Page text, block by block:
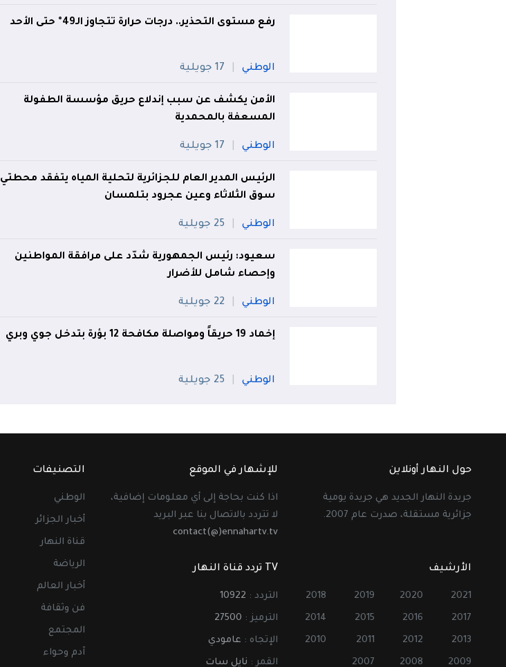
رفع مستوى التحذير.. درجات حرارة تتجاوز الـ49° حتى الأحد
الوطني 17 جويلية
الأمن يكشف عن سبب إندلاع حريق مؤسسة الطفولة
المسعفة بالمحمدية
الوطني 17 جويلية
الرئيس المدير العام للجزائرية لتحلية المياه يتفقد محطتي
سوق الثلاثاء وعين عجرود بتلمسان
الوطني 25 جويلية
سعيود: رئيس الجمهورية شدّد على مرافقة المواطنين
وإحصاء شامل للأضرار
الوطني 22 جويلية
إخماد 19 حريقاً ومواصلة مكافحة 12 بؤرة بتدخل جوي وبري
الوطني 25 جويلية
حول النهار أونلاين
جريدة النهار الجديد هي جريدة يومية
جزائرية مستقلة، صدرت عام 2007.
للإشهار في الموقع
اذا كنت بحاجة إلى أي معلومات إضافية،
لا تتردد بالاتصال بنا عبر البريد
contact(@)ennahartv.tv
الأرشيف
2021
2020
2019
2018
2017
2016
2015
2014
2013
2012
2011
2010
2009
2008
2007
TV تردد قناة النهار
التردد : 10922
الترميز : 27500
الإتجاه : عامودي
القمر : نايل سات
التصنيفات
الوطني
أخبار الجزائر
قناة النهار
الرياضة
أخبار العالم
فن وثقافة
المجتمع
آدم وحواء